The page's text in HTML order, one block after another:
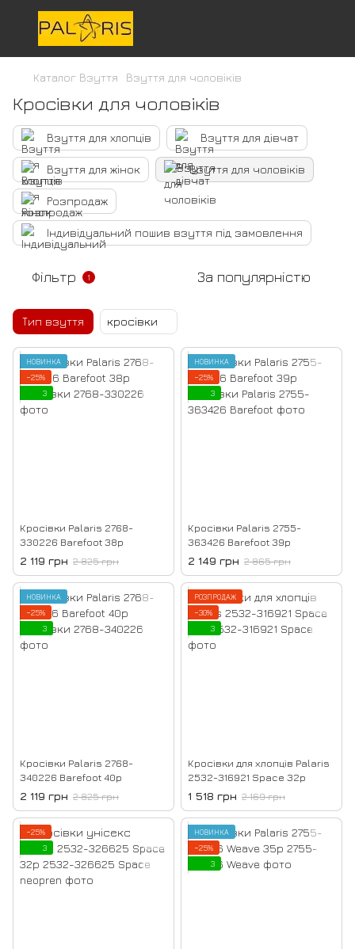
Каталог Взуття Взуття для чоловіків
Кросівки для чоловіків
Взуття для хлопців Взуття для дівчат
Взуття для жінок Взуття для чоловіків
Розпродаж
Індивідуальний пошив взуття під замовлення
Фільтр 1 За популярністю
Тип взуття кросівки
НОВИНКА
−25%
3
Кросівки Palaris 2768-
330226 Barefoot 38р
2 119 грн 2 825 грн
НОВИНКА
−25%
3
Кросівки Palaris 2755-
363426 Barefoot 39р
2 149 грн 2 865 грн
НОВИНКА
−25%
3
Кросівки Palaris 2768-
340226 Barefoot 40р
2 119 грн 2 825 грн
РОЗПРОДАЖ
−30%
3
Кросівки для хлопців Palaris
2532-316921 Space 32р
1 518 грн 2 169 грн
−25%
3
НОВИНКА
−25%
3